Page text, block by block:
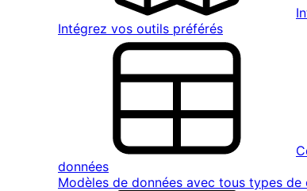
Intégrez vos outils préférés
données
Modèles de données avec tous types de